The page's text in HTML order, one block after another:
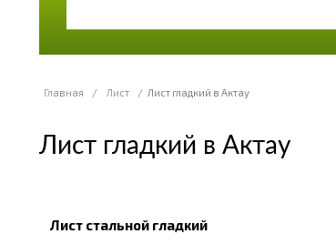
Главная / Лист / Лист гладкий в Актау
Лист гладкий в Актау
Лист стальной гладкий